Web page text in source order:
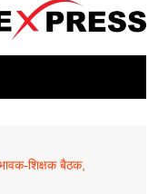
शिक्षक बैठक,